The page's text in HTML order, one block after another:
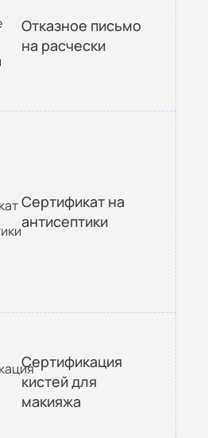
Отказное письмо
на расчески
Сертификат на
антисептики
Сертификация
кистей для
макияжа